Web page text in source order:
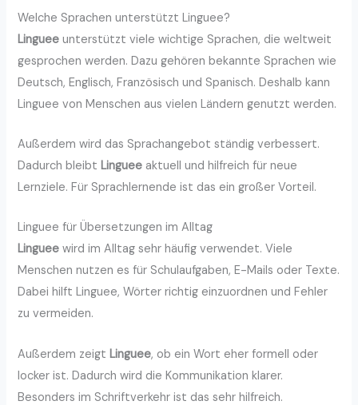
Welche Sprachen unterstützt Linguee?
Linguee unterstützt viele wichtige Sprachen, die weltweit
gesprochen werden. Dazu gehören bekannte Sprachen wie
Deutsch, Englisch, Französisch und Spanisch. Deshalb kann
Linguee von Menschen aus vielen Ländern genutzt werden.
Außerdem wird das Sprachangebot ständig verbessert.
Dadurch bleibtLinguee aktuell und hilfreich für neue
Lernziele. Für Sprachlernende ist das ein großer Vorteil.
Linguee für Übersetzungen im Alltag
Linguee wird im Alltag sehr häufig verwendet. Viele
Menschen nutzen es für Schulaufgaben, E-Mails oder Texte.
Dabei hilft Linguee, Wörter richtig einzuordnen und Fehler
zu vermeiden.
Außerdem zeigt Linguee, ob ein Wort eher formell oder
locker ist. Dadurch wird die Kommunikation klarer.
Besonders im Schriftverkehr ist das sehr hilfreich.